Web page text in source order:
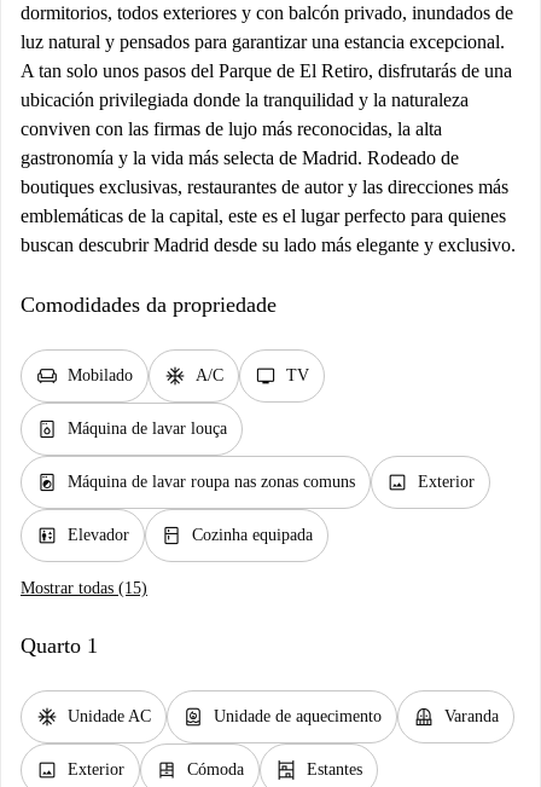
dormitorios, todos exteriores y con balcón privado, inundados de
luz natural y pensados para garantizar una estancia excepcional.
A tan solo unos pasos del Parque de El Retiro, disfrutarás de una
ubicación privilegiada donde la tranquilidad y la naturaleza
conviven con las firmas de lujo más reconocidas, la alta
gastronomía y la vida más selecta de Madrid. Rodeado de
boutiques exclusivas, restaurantes de autor y las direcciones más
emblemáticas de la capital, este es el lugar perfecto para quienes
buscan descubrir Madrid desde su lado más elegante y exclusivo.
Comodidades da propriedade
chair Mobilado ac_unit A/C tv TV
dishwasher_gen Máquina de lavar louça
local_laundry_service Máquina de lavar roupa nas zonas comuns image Exterior
elevator Elevador kitchen Cozinha equipada
Mostrar todas (15)
Quarto 1
ac_unit Unidade AC water_heater Unidade de aquecimento balcony Varanda
image Exterior dresser Cómoda shelves Estantes